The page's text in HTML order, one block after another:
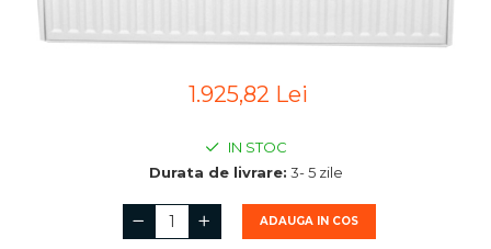
1.925,82 Lei
IN STOC
Durata de livrare: 3- 5 zile
ADAUGA IN COS